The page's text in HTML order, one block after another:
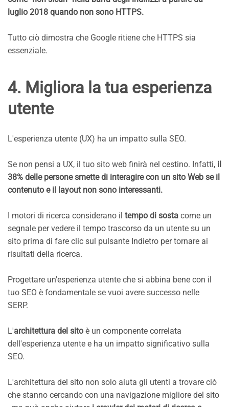
luglio 2018 quando non sono HTTPS.
Tutto ciò dimostra che Google ritiene che HTTPS sia
essenziale.
4. Migliora la tua esperienza
utente
L'esperienza utente (UX) ha un impatto sulla SEO.
Se non pensi a UX, il tuo sito web finirà nel cestino. Infatti, il
38% delle persone smette di interagire con un sito Web se il
contenuto e il layout non sono interessanti.
I motori di ricerca considerano il tempo di sosta come un
segnale per vedere il tempo trascorso da un utente su un
sito prima di fare clic sul pulsante Indietro per tornare ai
risultati della ricerca.
Progettare un'esperienza utente che si abbina bene con il
tuo SEO è fondamentale se vuoi avere successo nelle
SERP.
L'architettura del sito è un componente correlata
dell'esperienza utente e ha un impatto significativo sulla
SEO.
L'architettura del sito non solo aiuta gli utenti a trovare ciò
che stanno cercando con una navigazione migliore del sito